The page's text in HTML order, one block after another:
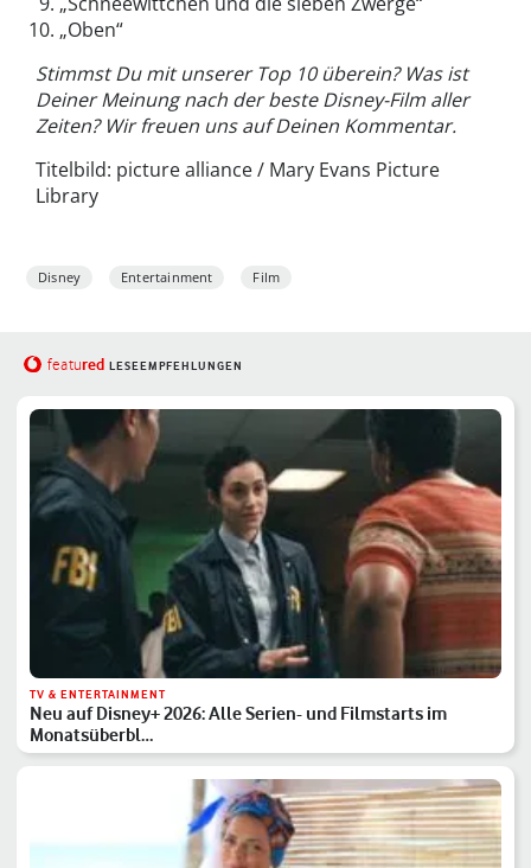
„Oben“
Stimmst Du mit unserer Top 10 überein? Was ist
Deiner Meinung nach der beste Disney-Film aller
Zeiten? Wir freuen uns auf Deinen Kommentar.
Titelbild: picture alliance / Mary Evans Picture
Library
Disney Entertainment Film
featured LESEEMPFEHLUNGEN
TV & ENTERTAINMENT
Neu auf Disney+ 2026: Alle Serien- und Filmstarts im
Monatsüberbl…